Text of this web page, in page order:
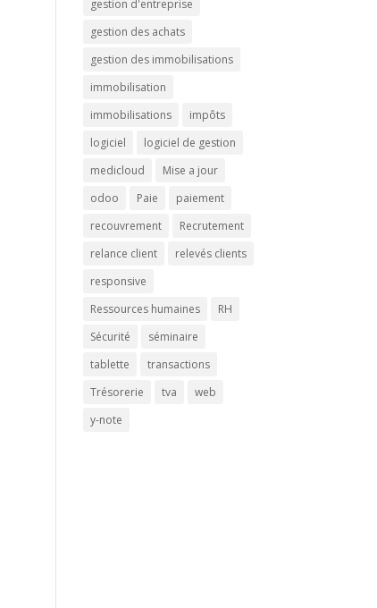
gestion d'entreprise
gestion des achats
gestion des immobilisations
immobilisation
immobilisations
impôts
logiciel
logiciel de gestion
medicloud
Mise a jour
odoo
Paie
paiement
recouvrement
Recrutement
relance client
relevés clients
responsive
Ressources humaines
RH
Sécurité
séminaire
tablette
transactions
Trésorerie
tva
web
y-note